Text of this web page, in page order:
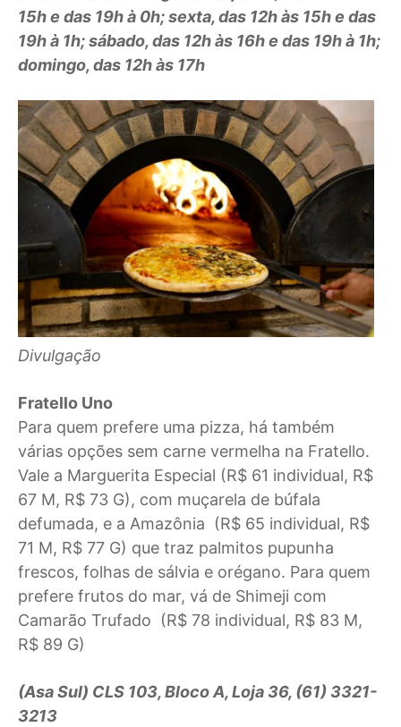
15h e das 19h à 0h; sexta, das 12h às 15h e das
19h à 1h; sábado, das 12h às 16h e das 19h à 1h;
domingo, das 12h às 17h
Divulgação
Fratello Uno
Para quem prefere uma pizza, há também
várias opções sem carne vermelha na Fratello.
Vale a Marguerita Especial (R$ 61 individual, R$
67 M, R$ 73 G), com muçarela de búfala
defumada, e a Amazônia (R$ 65 individual, R$
71 M, R$ 77 G) que traz palmitos pupunha
frescos, folhas de sálvia e orégano. Para quem
prefere frutos do mar, vá de Shimeji com
Camarão Trufado (R$ 78 individual, R$ 83 M,
R$ 89 G)
(Asa Sul) CLS 103, Bloco A, Loja 36, (61) 3321-
3213